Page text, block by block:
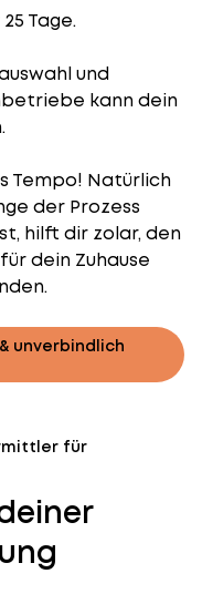
Tage.
und
kann dein
Tempo! Natürlich
der Prozess
hilft dir zolar, den
dein Zuhause
unverbindlich
für